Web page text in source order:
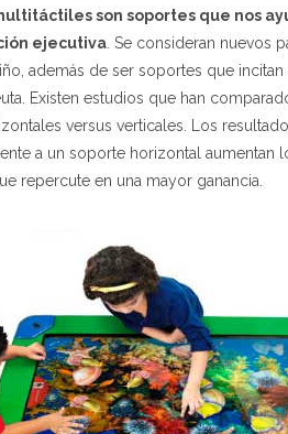
son soportes que nos
ejecutiva. Se consideran nuevos
además de ser soportes que
Existen estudios que han
versus verticales. Los
a un soporte horizontal
repercute en una mayor ganancia.